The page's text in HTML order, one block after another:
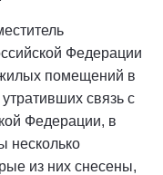
Федерации
помещений в
связь с
Федерации, в
несколько
из них снесены,